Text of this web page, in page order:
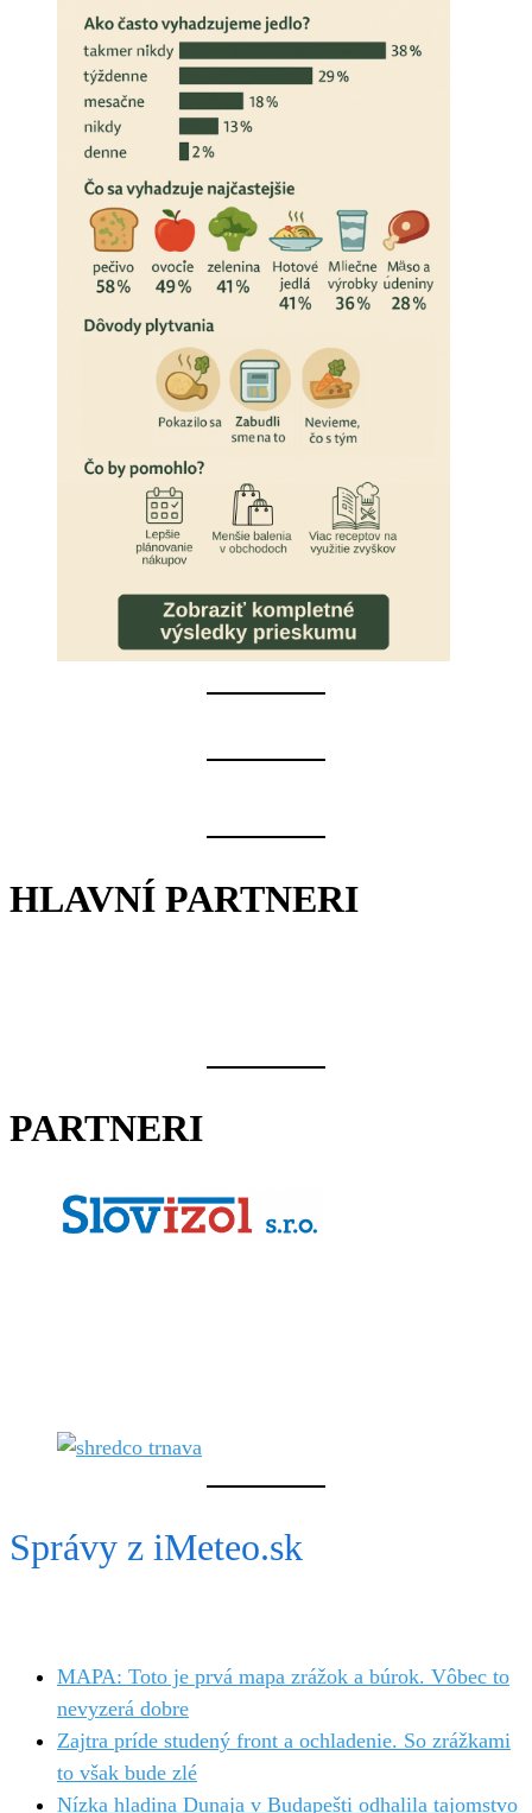
HLAVNÍ PARTNERI
PARTNERI
Správy z iMeteo.sk
MAPA: Toto je prvá mapa zrážok a búrok. Vôbec to
nevyzerá dobre
Zajtra príde studený front a ochladenie. So zrážkami
to však bude zlé
Nízka hladina Dunaja v Budapešti odhalila tajomstvo